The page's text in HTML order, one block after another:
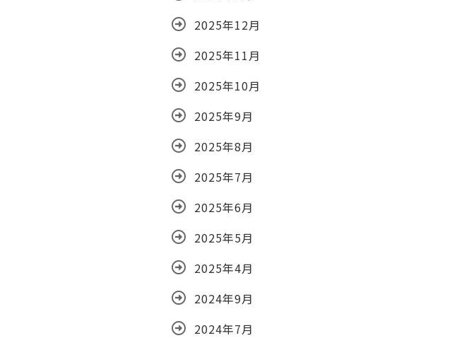
2025年12月
2025年11月
2025年10月
2025年9月
2025年8月
2025年7月
2025年6月
2025年5月
2025年4月
2024年9月
2024年7月